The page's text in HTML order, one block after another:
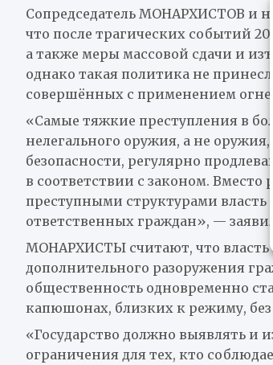
Сопредседатель МОНАРХИСТОВ и
что после трагических событий
а также меры массовой сдачи и
однако такая политика не
совершённых с применением
«Самые тяжкие преступления в
нелегального оружия, а не
безопасности, регулярно
в соответствии с законом.
преступными структурами власть
ответственных граждан», — заявил
МОНАРХИСТЫ считают, что власть
дополнительного разоружения
общественность одновременно
капюшонах, близких к режиму,
«Государство должно выявлять и
ограничения для тех, кто